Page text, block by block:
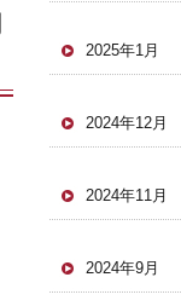
2025年1月
2024年12月
2024年11月
2024年9月